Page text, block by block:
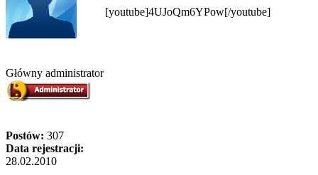
Główny administrator
Postów: 307
Data rejestracji:
28.02.2010
[youtube]4UJoQm6YPow[/youtube]